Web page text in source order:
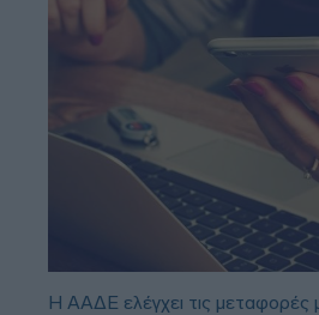
Η ΑΑΔΕ ελέγχει τις μεταφορές